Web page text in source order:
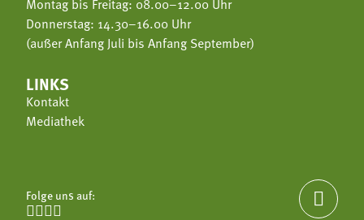
Donnerstag: 14.30–16.00 Uhr
(außer Anfang Juli bis Anfang September)
LINKS
Kontakt
Mediathek
Folge uns auf:

